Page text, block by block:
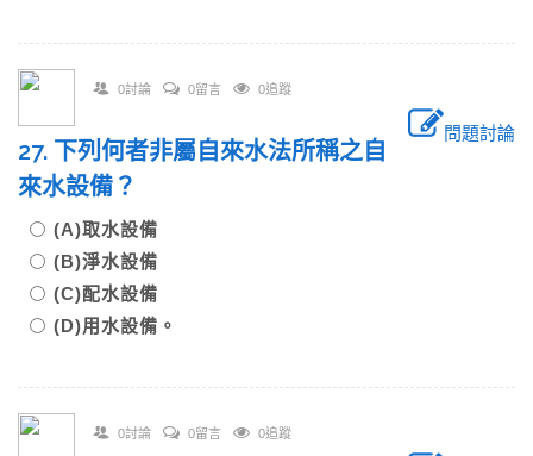
0討論 0留言 0追蹤
問題討論
27. 下列何者非屬自來水法所稱之自
來水設備？
(A)取水設備
(B)淨水設備
(C)配水設備
(D)用水設備。
0討論 0留言 0追蹤